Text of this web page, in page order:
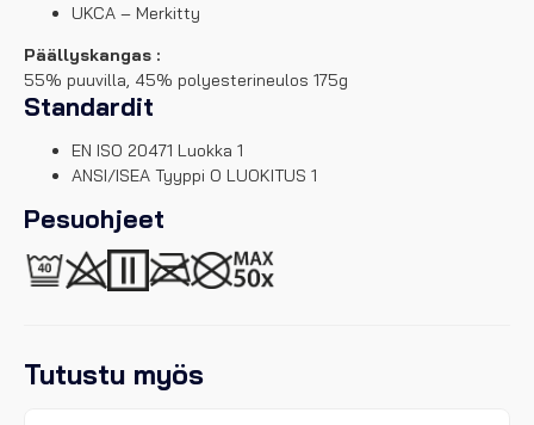
UKCA – Merkitty
Päällyskangas :
55% puuvilla, 45% polyesterineulos 175g
Standardit
EN ISO 20471 Luokka 1
ANSI/ISEA Tyyppi O LUOKITUS 1
Pesuohjeet
Tutustu myös